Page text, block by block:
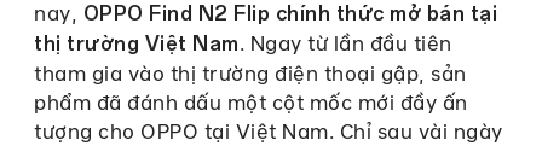
nay, OPPO Find N2 Flip chính thức mở bán tại
thị trường Việt Nam. Ngay từ lần đầu tiên
tham gia vào thị trường điện thoại gập, sản
phẩm đã đánh dấu một cột mốc mới đầy ấn
tượng cho OPPO tại Việt Nam. Chỉ sau vài ngày